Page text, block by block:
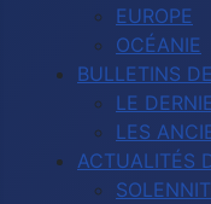
EUROPE
OCÉANIE
BULLETINS
LE
LES
ACTUALITÉS